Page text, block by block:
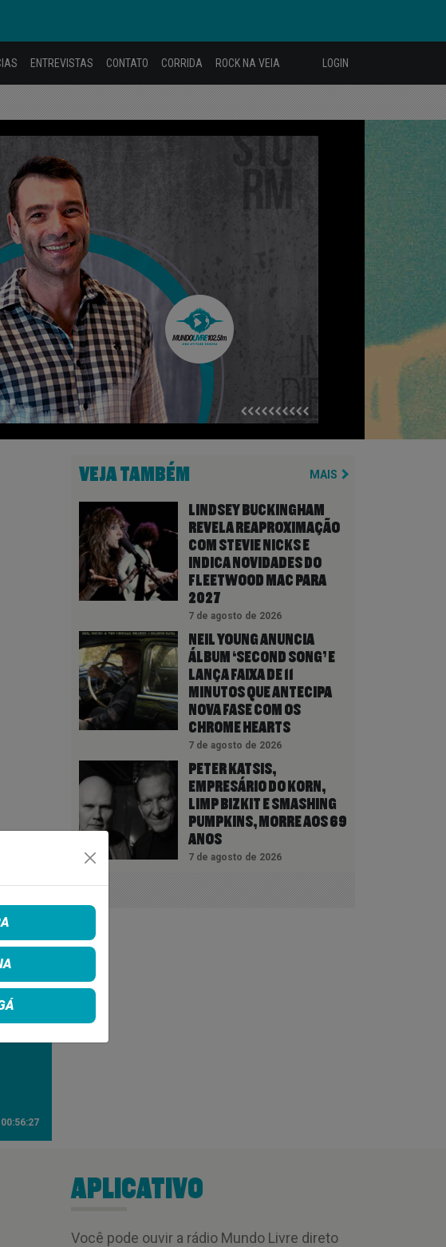
ENTREVISTAS CONTATO CORRIDA ROCK NA VEIA LOGIN
00:56:27
VEJA TAMBÉM MAIS
LINDSEY BUCKINGHAM
REVELA REAPROXIMAÇÃO
COM STEVIE NICKS E
INDICA NOVIDADES DO
FLEETWOOD MAC PARA
2027
7 de agosto de 2026
NEIL YOUNG ANUNCIA
ÁLBUM ‘SECOND SONG’ E
LANÇA FAIXA DE 11
MINUTOS QUE ANTECIPA
NOVA FASE COM OS
CHROME HEARTS
7 de agosto de 2026
PETER KATSIS,
EMPRESÁRIO DO KORN,
LIMP BIZKIT E SMASHING
PUMPKINS, MORRE AOS 69
ANOS
7 de agosto de 2026
APLICATIVO
Você pode ouvir a rádio Mundo Livre direto